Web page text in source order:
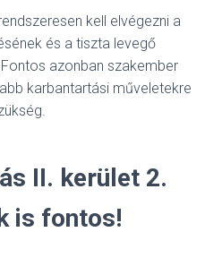
kell elvégezni a
és a tiszta levegő
azonban szakember
karbantartási műveletekre
II. kerület 2.
is fontos!